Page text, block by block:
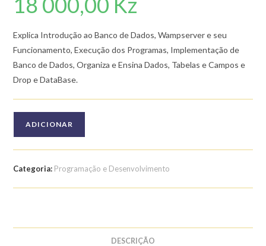
Explica Introdução ao Banco de Dados, Wampserver e seu
Funcionamento, Execução dos Programas, Implementação de
Banco de Dados, Organiza e Ensina Dados, Tabelas e Campos e
Drop e DataBase.
Curso
ADICIONAR
Categoria: Programação e Desenvolvimento
DESCRIÇÃO